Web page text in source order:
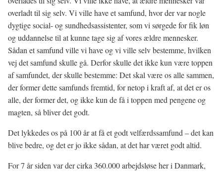
overladt til sig selv. Vi ville have et samfund, hvor der var nogle
dygtige social- og sundhedsassistenter, som vi sørgede for fik løn
og uddannelse til at kunne tage sig af vores ældre mennesker.
Sådan et samfund ville vi have og vi ville selv bestemme, hvilken
vej det samfund skulle gå. Derfor skulle det ikke kun være toppen
af samfundet, der skulle bestemme: Det skal være os alle sammen,
der former dette samfunds fremtid, for netop i kraft af, at det er os
alle, der former det, og ikke kun de få i toppen med pengene og
magten, så bliver det godt.
Det lykkedes os på 100 år at få et godt velfærdssamfund – det kan
blive bedre, og det er jo ikke sådan, at det har været godt altid.
For 7 år siden var der cirka 360.000 arbejdsløse her i Danmark,